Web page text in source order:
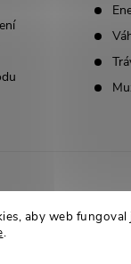
aby web
.